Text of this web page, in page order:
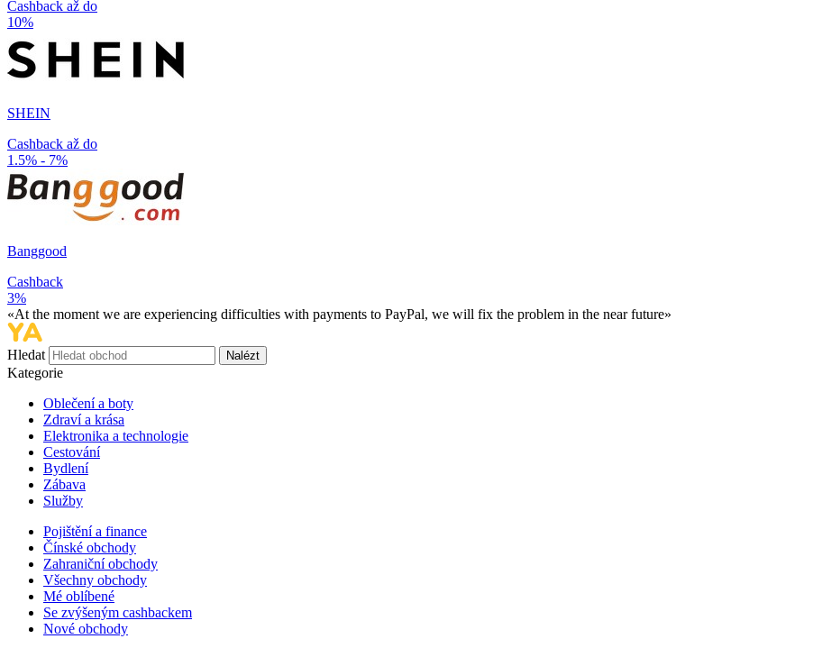
Cashback až do
10%
SHEIN
Cashback až do
1.5% - 7%
Banggood
Cashback
3%
«At the moment we are experiencing difficulties with payments to PayPal, we will fix the problem in the near future»
Hledat Nalézt
Kategorie
Oblečení a boty
Zdraví a krása
Elektronika a technologie
Cestování
Bydlení
Zábava
Služby
Pojištění a finance
Čínské obchody
Zahraniční obchody
Všechny obchody
Mé oblíbené
Se zvýšeným cashbackem
Nové obchody